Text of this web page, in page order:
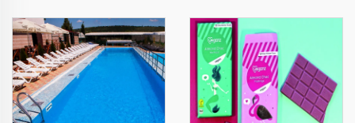
krystalsten, stengulv til
kommercielle og private
formål
og high-end-private
projekter